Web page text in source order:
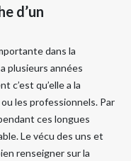
d’un
dans la
plusieurs années
c’est qu’elle a la
les professionnels. Par
ces longues
Le vécu des uns et
renseigner sur la